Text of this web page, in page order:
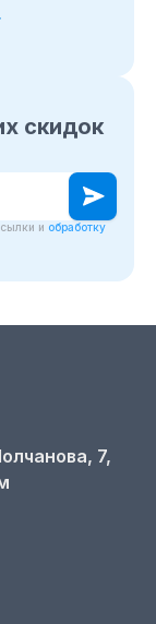
скидок
и обработку
7,